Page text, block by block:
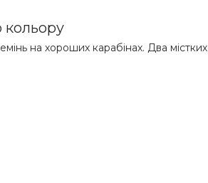
кольору
на хороших карабінах. Два містких